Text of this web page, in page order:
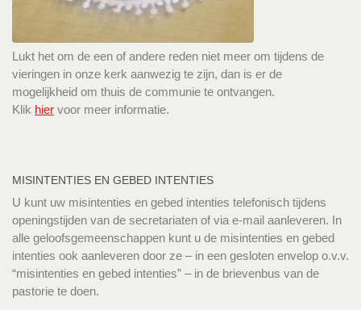
Lukt het om de een of andere reden niet meer om tijdens de
vieringen in onze kerk aanwezig te zijn, dan is er de
mogelijkheid om thuis de communie te ontvangen.
Klik hier voor meer informatie.
MISINTENTIES EN GEBED INTENTIES
U kunt uw misintenties en gebed intenties telefonisch tijdens
openingstijden van de secretariaten of via e-mail aanleveren. In
alle geloofsgemeenschappen kunt u de misintenties en gebed
intenties ook aanleveren door ze – in een gesloten envelop o.v.v.
“misintenties en gebed intenties” – in de brievenbus van de
pastorie te doen.